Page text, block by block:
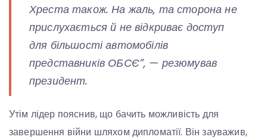
Хреста також. На жаль, та сторона не
прислухається й не відкриває доступ
для більшості автомобілів
представників ОБСЄ”, — резюмував
президент.
Утім лідер пояснив, що бачить можливість для
завершення війни шляхом дипломатії. Він зауважив,